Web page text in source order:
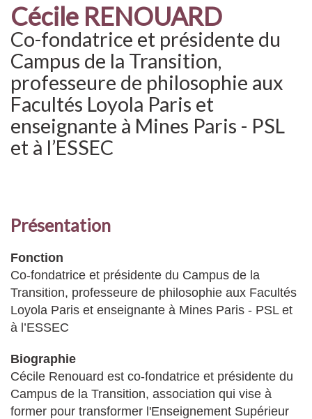
Cécile RENOUARD
Co-fondatrice et présidente du
Campus de la Transition,
professeure de philosophie aux
Facultés Loyola Paris et
enseignante à Mines Paris - PSL
et à l’ESSEC
Présentation
Fonction
Co-fondatrice et présidente du Campus de la
Transition, professeure de philosophie aux Facultés
Loyola Paris et enseignante à Mines Paris - PSL et
à l’ESSEC
Biographie
Cécile Renouard est co-fondatrice et présidente du
Campus de la Transition, association qui vise à
former pour transformer l'Enseignement Supérieur